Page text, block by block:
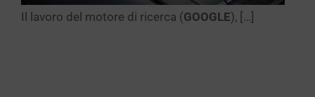
Il lavoro del motore di ricerca (GOOGLE), […]